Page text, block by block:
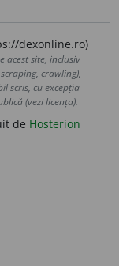
dexonline.ro)
acest site, inclusiv
crawling),
scris, cu excepția
(vezi licența).
de Hosterion